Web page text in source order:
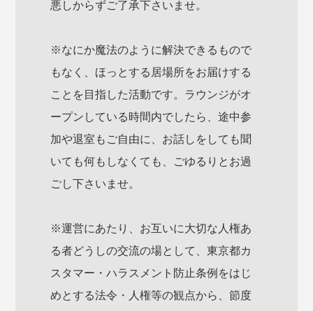
悪しからずご了承下さいませ。
※なにか魔法のように解決できるもので
もなく、ほっとする居場所をお届けする
ことを目指した活動です。ラウンジがオ
ープンしている時間内でしたら、途中参
加や退室もご自由に、お話しをしても聞
いても何もしなくても、ごゆるりとお過
ごし下さいませ。
※運営にあたり、お互いに大切な人権あ
る者どうしの交流の場として、東京都カ
スタマー・ハラスメント防止条例をはじ
めとする法令・人権等の観点から、節度